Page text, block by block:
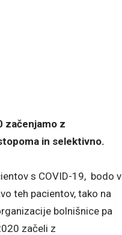
začenjamo z
in selektivno.
s COVID-19, bodo v
teh pacientov, tako na
bolnišnice pa
začeli z